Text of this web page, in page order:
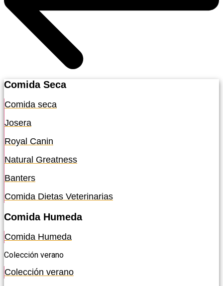
Comida Seca
Comida seca
Josera
Royal Canin
Natural Greatness
Banters
Comida Dietas Veterinarias
Comida Humeda
Comida Humeda
Colección verano
Colección verano